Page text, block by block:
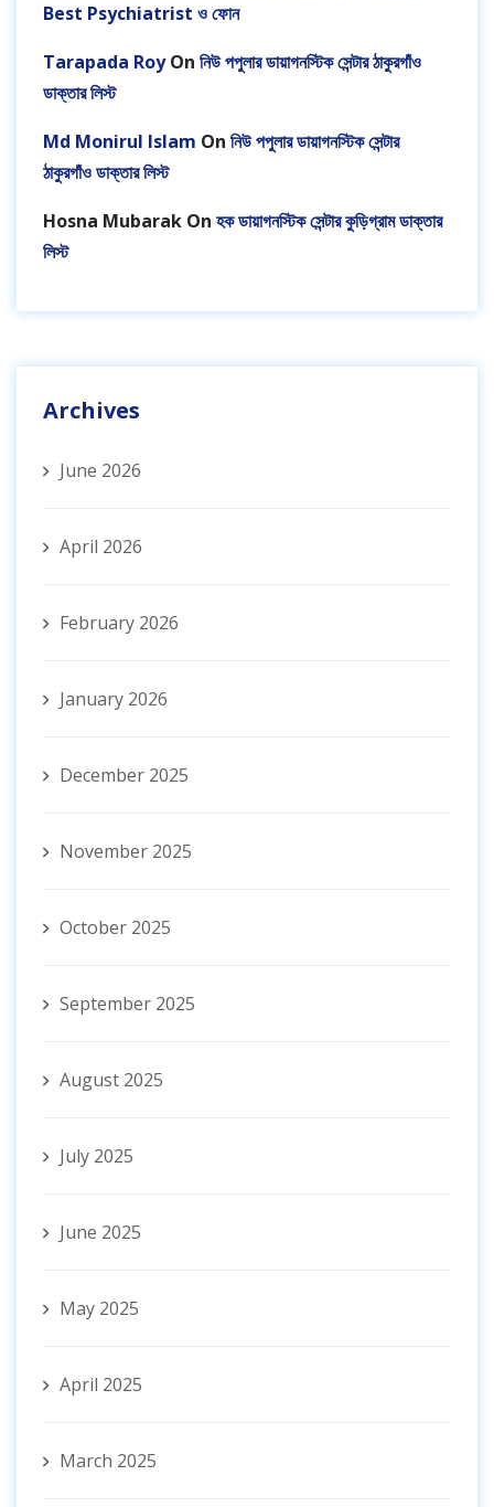
Best Psychiatrist ও ফোন
Tarapada RoyOn নিউ পপুলার ডায়াগনস্টিক সেন্টার ঠাকুরগাঁও
ডাক্তার লিস্ট
Md Monirul Islam On নিউ পপুলার ডায়াগনস্টিক সেন্টার
ঠাকুরগাঁও ডাক্তার লিস্ট
Hosna Mubarak On হক ডায়াগনস্টিক সেন্টার কুড়িগ্রাম ডাক্তার
লিস্ট
Archives
June 2026
April 2026
February 2026
January 2026
December 2025
November 2025
October 2025
September 2025
August 2025
July 2025
June 2025
May 2025
April 2025
March 2025